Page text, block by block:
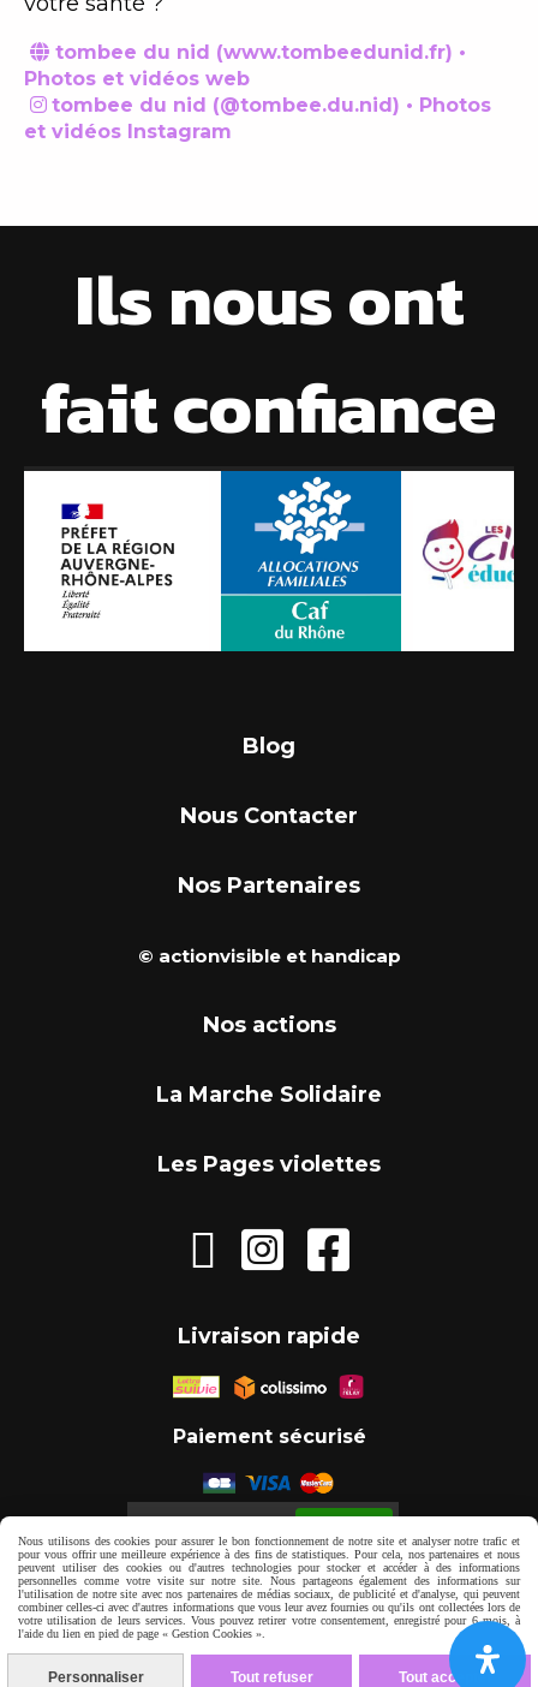
 tombee du nid (www.tombeedunid.fr) •
Photos et vidéos web
 tombee du nid (@tombee.du.nid) • Photos
et vidéos Instagram
Ils nous ont
fait confiance
Blog
Nous Contacter
Nos Partenaires
© actionvisible et handicap
Nos actions
La Marche Solidaire
Les Pages violettes
  
Livraison rapide
Paiement sécurisé
Mentions Légales
Gestion cookies
Mon Compte
Nous utilisons des cookies pour assurer le bon fonctionnement de notre site et analyser notre trafic et
pour vous offrir une meilleure expérience à des fins de statistiques. Pour cela, nos partenaires et nous
peuvent utiliser des cookies ou d'autres technologies pour stocker et accéder à des informations
personnelles comme votre visite sur notre site. Nous partageons également des informations sur
l'utilisation de notre site avec nos partenaires de médias sociaux, de publicité et d'analyse, qui peuvent
combiner celles-ci avec d'autres informations que vous leur avez fournies ou qu'ils ont collectées lors de
votre utilisation de leurs services. Vous pouvez retirer votre consentement, enregistré pour 6 mois, à
l'aide du lien en pied de page « Gestion Cookies ».
Personnaliser Tout refuser Tout accepter